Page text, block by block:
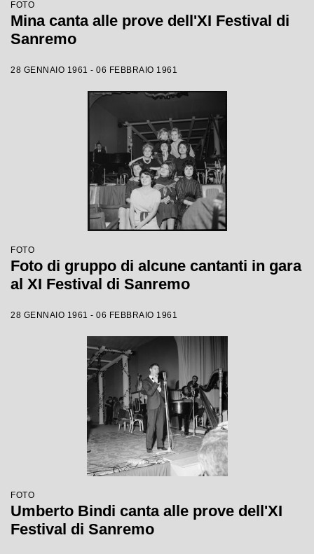
FOTO
Mina canta alle prove dell'XI Festival di
Sanremo
28 GENNAIO 1961 - 06 FEBBRAIO 1961
FOTO
Foto di gruppo di alcune cantanti in gara
al XI Festival di Sanremo
28 GENNAIO 1961 - 06 FEBBRAIO 1961
FOTO
Umberto Bindi canta alle prove dell'XI
Festival di Sanremo